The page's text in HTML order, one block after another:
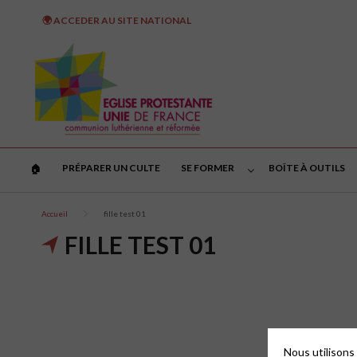
🌍 ACCEDER AU SITE NATIONAL
🏠︎ PRÉPARER UN CULTE SE FORMER BOÎTE À OUTILS
Accueil fille test 01
FILLE TEST 01
Nous